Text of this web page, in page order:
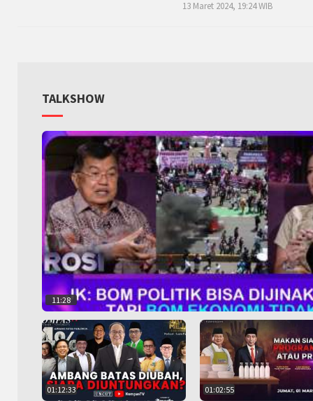
13 Maret 2024, 19:24 WIB
TALKSHOW
11:28
01:12:33 01:02:55